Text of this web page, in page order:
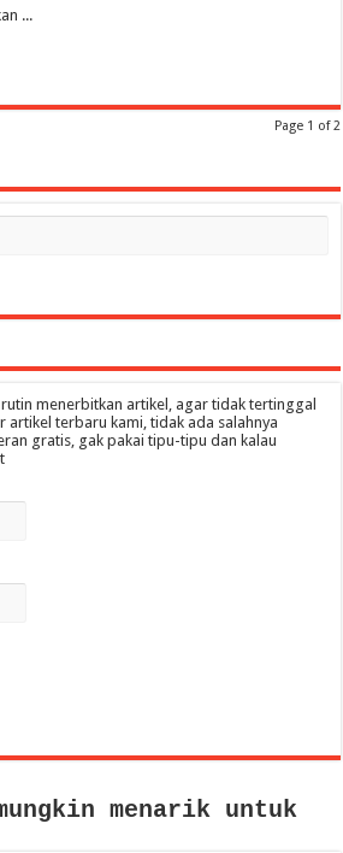
...
Page 1 of 2
menerbitkan artikel, agar tidak tertinggal
artikel terbaru kami, tidak ada salahnya
gratis, gak pakai tipu-tipu dan kalau
menarik untuk